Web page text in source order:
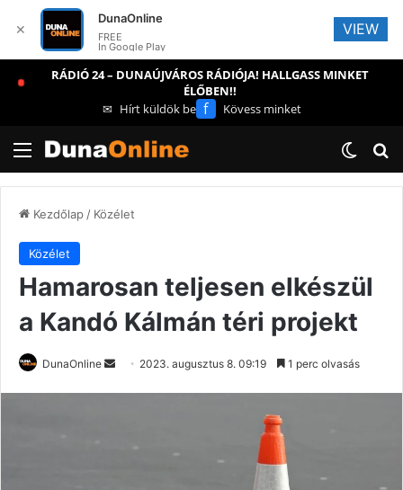
RÁDIÓ 24 – DUNAÚJVÁROS RÁDIÓJA! HALLGASS MINKET
ÉLŐBEN!!
✉ Hírt küldök be f Kövess minket
Menü
Kezdőlap/ Közélet
Közélet
Hamarosan teljesen elkészül
a Kandó Kálmán téri projekt
DunaOnline
Send 2023. augusztus 8. 09:19 1 perc olvasás
✕
DunaOnline
FREE
In Google Play
VIEW